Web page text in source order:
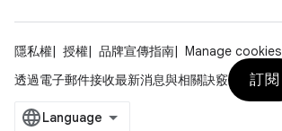
隱私權 授權 品牌宣傳指南
Manage cookies
透過電子郵件接收最新消息與相關訣竅
訂閱